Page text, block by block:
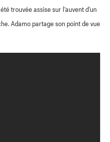
trouvée assise sur l’auvent d’un
Adamo partage son point de vue